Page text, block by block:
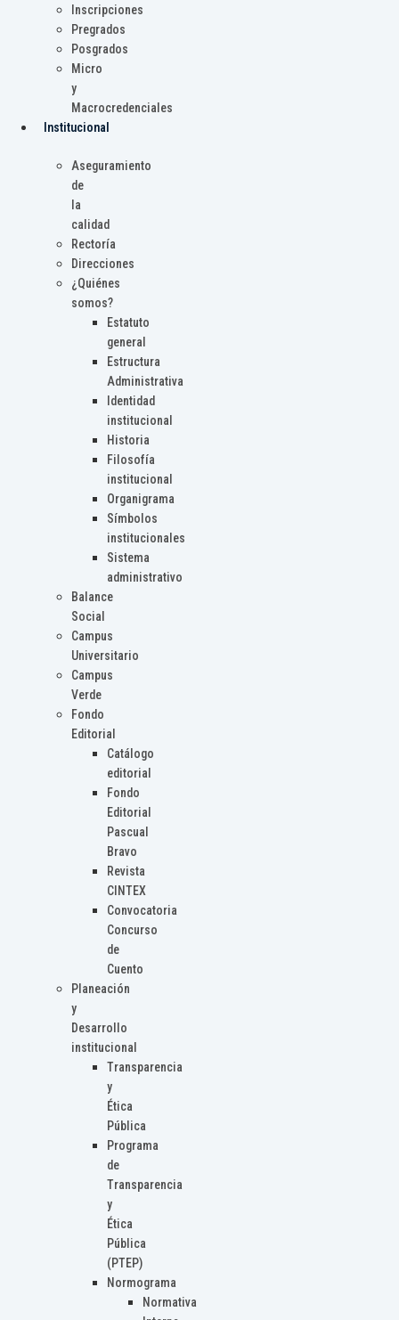
Inscripciones
Pregrados
Posgrados
Micro
y
Macrocredenciales
Institucional
Aseguramiento
de
la
calidad
Rectoría
Direcciones
¿Quiénes
somos?
Estatuto
general
Estructura
Administrativa
Identidad
institucional
Historia
Filosofía
institucional
Organigrama
Símbolos
institucionales
Sistema
administrativo
Balance
Social
Campus
Universitario
Campus
Verde
Fondo
Editorial
Catálogo
editorial
Fondo
Editorial
Pascual
Bravo
Revista
CINTEX
Convocatoria
Concurso
de
Cuento
Planeación
y
Desarrollo
institucional
Transparencia
y
Ética
Pública
Programa
de
Transparencia
y
Ética
Pública
(PTEP)
Normograma
Normativa